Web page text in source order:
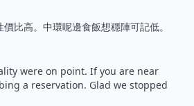
比高。中環呢邊食飯想穩陣可記低。
were on point. If you are near
a reservation. Glad we stopped